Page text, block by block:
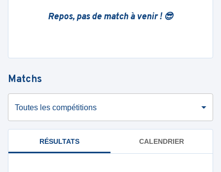
Repos, pas de match à venir ! 😎
Matchs
Toutes les compétitions
RÉSULTATS CALENDRIER